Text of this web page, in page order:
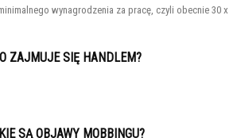
wynagrodzenia za pracę, czyli obecnie 30 x
ZAJMUJE SIĘ HANDLEM?
SĄ OBJAWY MOBBINGU?